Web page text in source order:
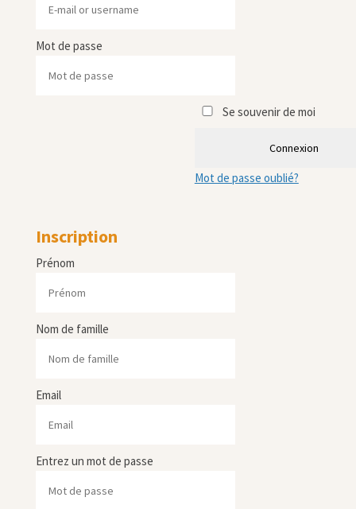
Mot de passe
Se souvenir de moi
Connexion
Mot de passe oublié?
Inscription
Prénom
Nom de famille
Email
Entrez un mot de passe